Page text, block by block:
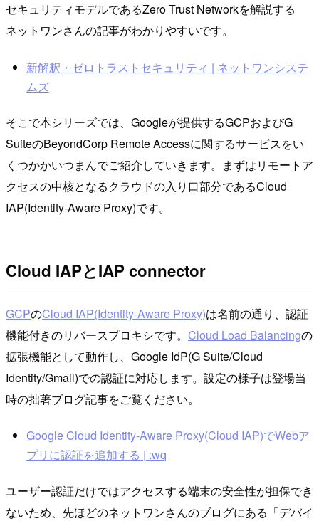
セキュリティモデルであるZero Trust Networkを解説する
ネットワンさんの記事がわかりやすいです。
新解釈・ゼロトラストセキュリティ | ネットワンシステ
ムズ
そこで本シリーズでは、Googleが提供するGCPおよびG
SuiteのBeyondCorp Remote Accessに関するサービスをい
くつかかいつまんでご紹介していきます。まずはリモートア
クセスの中核となるクラウドの入り口部分であるCloud
IAP(Identity-Aware Proxy)です。
Cloud IAPとIAP connector
GCPのCloud IAP(Identity-Aware Proxy)は名前の通り、認証
機能付きのリバースプロキシです。 Cloud Load Balancingの
拡張機能として動作し、Google IdP(G Suite/Cloud
Identity/Gmail)での認証に対応します。設定の様子は登場当
時の拙著ブログ記事をご覧ください。
Google Cloud Identity-Aware Proxy(Cloud IAP)でWebア
プリに認証を追加する | :wq
ユーザー認証だけではアクセスする端末の安全性が担保でき
ないため、先ほどのネットワンさんのブログにある「デバイ